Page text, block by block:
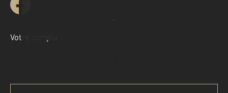
Demander une estimation
Votre compte :
Accéder à mon compte